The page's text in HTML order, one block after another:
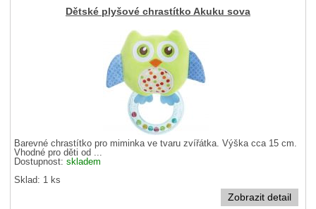
Dětské plyšové chrastítko Akuku sova
Barevné chrastítko pro miminka ve tvaru zvířátka. Výška cca 15 cm.
Vhodné pro děti od ...
Dostupnost:skladem
Sklad: 1 ks
Zobrazit detail